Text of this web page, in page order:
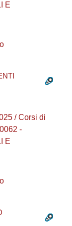
E
/ Corsi di
-
E